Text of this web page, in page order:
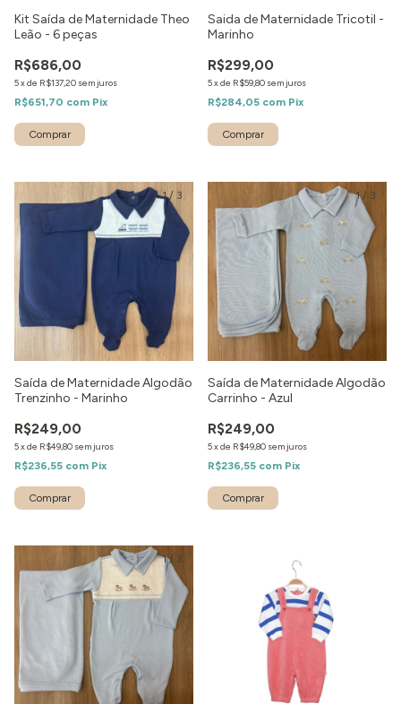
Kit Saída de Maternidade Theo
Leão - 6 peças
R$686,00
5xde R$137,20 sem juros
R$651,70 com Pix
Comprar
Saida de Maternidade Tricotil -
Marinho
R$299,00
5xde R$59,80 sem juros
R$284,05 com Pix
Comprar
1/ 3
Saída de Maternidade Algodão
Trenzinho - Marinho
R$249,00
5xde R$49,80 sem juros
R$236,55 com Pix
Comprar
1/ 3
Saída de Maternidade Algodão
Carrinho - Azul
R$249,00
5xde R$49,80 sem juros
R$236,55 com Pix
Comprar
1/ 3